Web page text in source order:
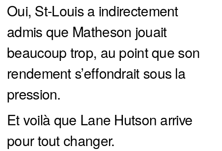
Oui, St-Louis a indirectement
admis que Matheson jouait
beaucoup trop, au point que son
rendement s’effondrait sous la
pression.
Et voilà que Lane Hutson arrive
pour tout changer.